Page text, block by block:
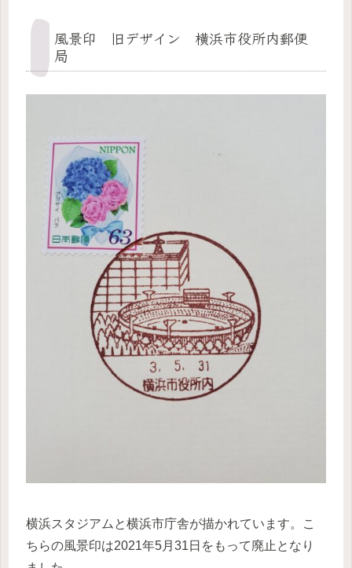
風景印 旧デザイン 横浜市役所内郵便
局
横浜スタジアムと横浜市庁舎が描かれています。こ
ちらの風景印は2021年5月31日をもって廃止となり